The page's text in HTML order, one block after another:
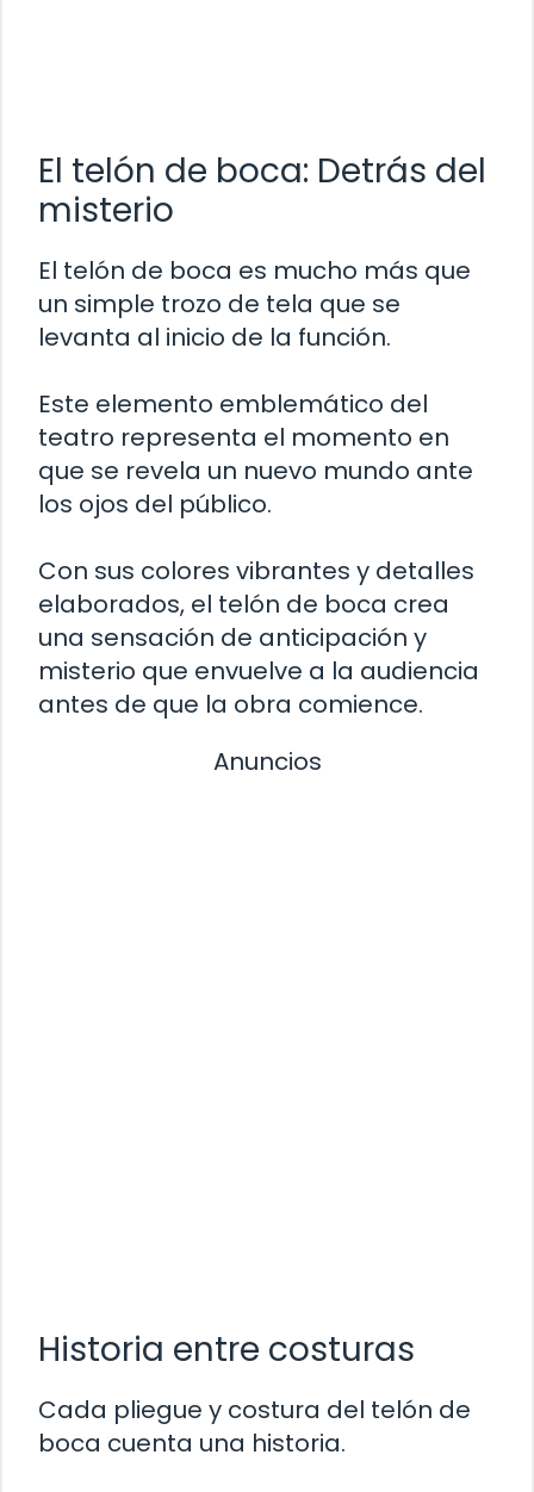
El telón de boca: Detrás del
misterio
El telón de boca es mucho más que
un simple trozo de tela que se
levanta al inicio de la función.
Este elemento emblemático del
teatro representa el momento en
que se revela un nuevo mundo ante
los ojos del público.
Con sus colores vibrantes y detalles
elaborados, el telón de boca crea
una sensación de anticipación y
misterio que envuelve a la audiencia
antes de que la obra comience.
Anuncios
Historia entre costuras
Cada pliegue y costura del telón de
boca cuenta una historia.